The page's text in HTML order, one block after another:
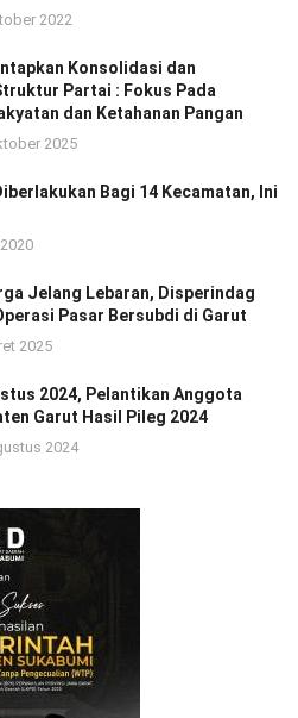
2022
Konsolidasi dan
Partai : Fokus Pada
dan Ketahanan Pangan
2025
Bagi 14 Kecamatan, Ini
Jelang Lebaran, Disperindag
Pasar Bersubdi di Garut
2025
2024, Pelantikan Anggota
Garut Hasil Pileg 2024
2024